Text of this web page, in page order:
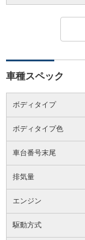
車種スペック
ボディタイプ
ボディタイプ色
車台番号末尾
排気量
エンジン
駆動方式